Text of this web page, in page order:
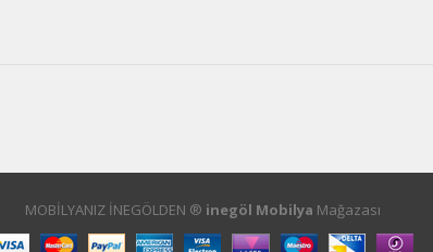
MOBİLYANIZ İNEGÖLDEN ® inegöl Mobilya Mağazası